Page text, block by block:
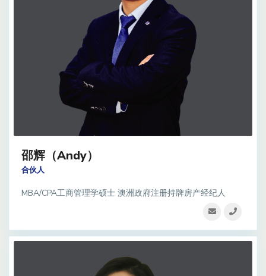
邵辉（Andy）
合伙人
MBA/CPA工商管理学硕士 澳洲政府注册持牌房产经纪人